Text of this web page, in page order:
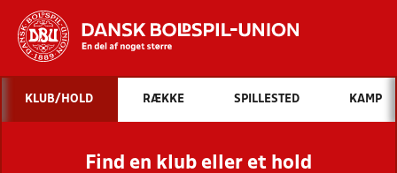
Hvad vil du søge efter?
INDHOLD OG NYHEDER
STILLINGER, RESULTATER, KLUBBER OG
KLUB/HOLD RÆKKE SPILLESTED KAMP
Find en klub eller et hold